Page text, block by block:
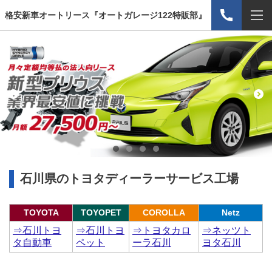
格安新車オートリース『オートガレージ122特販部』
石川県のトヨタディーラーサービス工場
TOYOTA TOYOPET COROLLA Netz
⇒石川トヨ
タ自動車
⇒石川トヨ
ペット
⇒トヨタカロ
ーラ石川
⇒ネッツト
ヨタ石川